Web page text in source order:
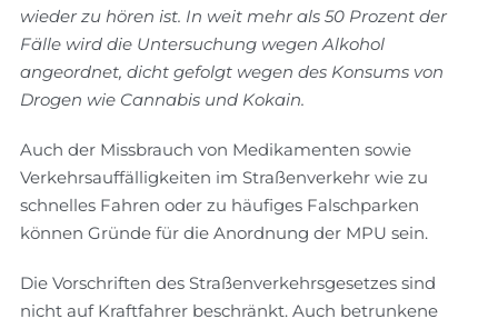
wieder zu hören ist. In weit mehr als 50 Prozent der
Fälle wird die Untersuchung wegen Alkohol
angeordnet, dicht gefolgt wegen des Konsums von
Drogen wie Cannabis und Kokain.
Auch der Missbrauch von Medikamenten sowie
Verkehrsauffälligkeiten im Straßenverkehr wie zu
schnelles Fahren oder zu häufiges Falschparken
können Gründe für die Anordnung der MPU sein.
Die Vorschriften des Straßenverkehrsgesetzes sind
nicht auf Kraftfahrer beschränkt. Auch betrunkene